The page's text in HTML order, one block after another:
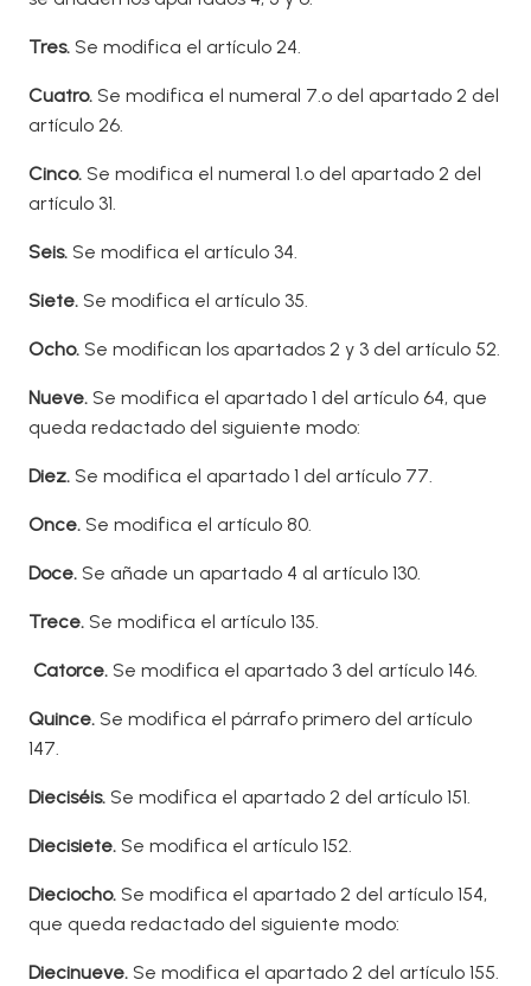
Tres. Se modifica el artículo 24.
Cuatro. Se modifica el numeral 7.º del apartado 2 del
artículo 26.
Cinco. Se modifica el numeral 1.º del apartado 2 del
artículo 31.
Seis. Se modifica el artículo 34.
Siete. Se modifica el artículo 35.
Ocho. Se modifican los apartados 2 y 3 del artículo 52.
Nueve. Se modifica el apartado 1 del artículo 64, que
queda redactado del siguiente modo:
Diez. Se modifica el apartado 1 del artículo 77.
Once. Se modifica el artículo 80.
Doce. Se añade un apartado 4 al artículo 130.
Trece. Se modifica el artículo 135.
Catorce. Se modifica el apartado 3 del artículo 146.
Quince. Se modifica el párrafo primero del artículo
147.
Dieciséis. Se modifica el apartado 2 del artículo 151.
Diecisiete. Se modifica el artículo 152.
Dieciocho. Se modifica el apartado 2 del artículo 154,
que queda redactado del siguiente modo:
Diecinueve. Se modifica el apartado 2 del artículo 155.